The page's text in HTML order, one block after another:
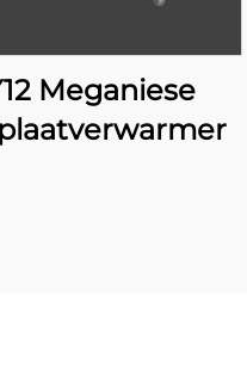
Meganiese